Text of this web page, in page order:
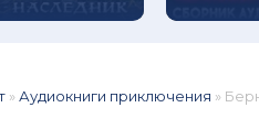
»Аудиокниги приключения »